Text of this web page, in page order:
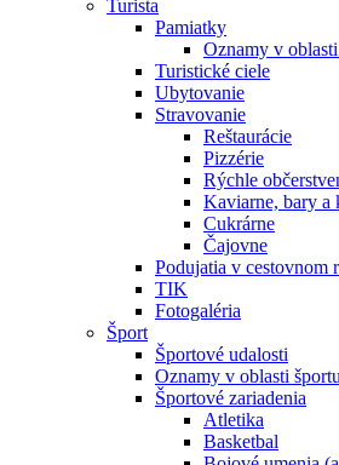
Turista
Pamiatky
Oznamy v
Turistické ciele
Ubytovanie
Stravovanie
Reštaurácie
Pizzérie
Rýchle
Kaviarne, bary a
Cukrárne
Čajovne
Podujatia v cestovnom
TIK
Fotogaléria
Šport
Športové udalosti
Oznamy v oblasti športu
Športové zariadenia
Atletika
Basketbal